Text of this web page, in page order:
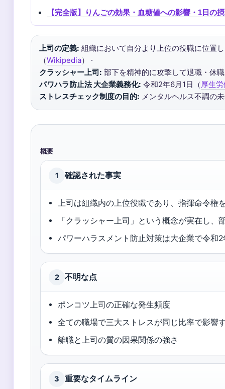
【完全版】りんごの効果・血糖値への影響・1日の
上司の定義: 組織において自分より上位の役職に位置
（Wikipedia） ·
クラッシャー上司: 部下を精神的に攻撃して退職・休
パワハラ防止法 大企業義務化: 令和2年6月1日（厚生
ストレスチェック制度の目的: メンタルヘルス不調の
概要
1 確認された事実
上司は組織内の上位役職であり、指揮命令権
「クラッシャー上司」という概念が実在し、
パワーハラスメント防止対策は大企業で令和
2 不明な点
ポンコツ上司の正確な発生頻度
全ての職場で三大ストレスが同じ比率で影響
離職と上司の質の因果関係の強さ
3 重要なタイムライン